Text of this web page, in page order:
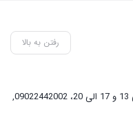
رفتن به بالا
,